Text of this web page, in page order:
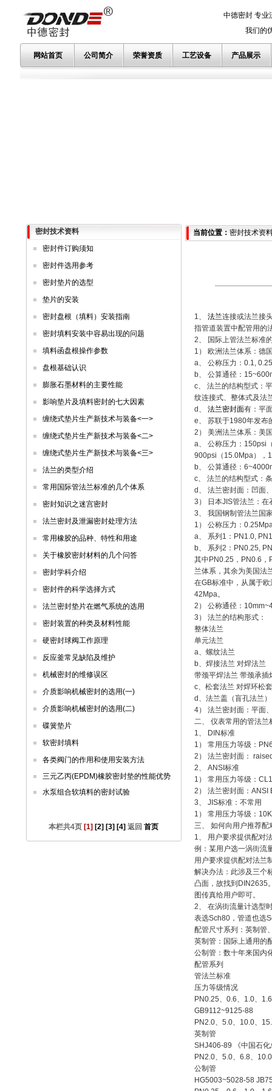
中德密封 专业
我们的优势
网站首页 公司简介 荣誉资质 工艺设备 产品展示
密封技术资料
密封件订购须知
密封件选用参考
密封垫片的选型
垫片的安装
密封盘根（填料）安装指南
密封填料安装中容易出现的问题
填料函盘根操作参数
盘根基础认识
膨胀石墨材料的主要性能
影响垫片及填料密封的七大因素
缠绕式垫片生产新技术与装备<一>
缠绕式垫片生产新技术与装备<二>
缠绕式垫片生产新技术与装备<三>
法兰的类型介绍
常用国际管法兰标准的几个体系
密封知识之迷宫密封
法兰密封及泄漏密封处理方法
常用橡胶的品种、特性和用途
关于橡胶密封材料的几个问答
密封学科介绍
密封件的科学选择方式
法兰密封垫片在燃气系统的选用
密封装置的种类及材料性能
硬密封球阀工作原理
反应釜常见缺陷及维护
机械密封的维修误区
介质影响机械密封的选用(一)
介质影响机械密封的选用(二)
碟簧垫片
软密封填料
各类阀门的作用和使用安装方法
三元乙丙(EPDM)橡胶密封垫的性能优势
水泵组合软填料的密封试验
本栏共4页 [1] [2] [3] [4] 返回 首页
当前位置： 密封技术资
1、 法兰连接或法兰接
指管道装置中配管用的
2、 国际上管法兰标准
1） 欧洲法兰体系：德
a、 公称压力：0.1,
b、 公算通径：
c、 法兰的结构型式：
纹连接式、整体式及法
d、 法兰密封面有：平
e、 苏联于1980年发布
2） 美洲法兰体系：美
a、 公称压力：150psi
900psi（15.0Mpa），
b、 公算通径：
c、 法兰的结构型式：
d、 法兰密封面：凹面
3） 日本JIS管法兰：
3、 我国钢制管法兰国
1） 公称压力：
a、 系列1：PN1.0,
b、 系列2：PN0.25,
其中PN0.25，PN0.6，
兰体系，其余为美国法
在GB标准中，从属于
42Mpa。
2） 公称通径：
3） 法兰的结构形式：
整体法兰
单元法兰
a、螺纹法兰
b、焊接法兰 对焊法兰
带颈平焊法兰 带颈承插
c、松套法兰 对焊环松
d、法兰盖（盲孔法兰）
4） 法兰密封面：平面
二、 仪表常用的管法兰
1、 DIN标准
1） 常用压力等级：
2） 法兰密封面：
2、 ANSI标准
1） 常用压力等级：
2） 法兰密封面：ANSI
3、 JIS标准：不常用
1） 常用压力等级：
三、 如何向用户推荐配
1、 用户要求提供配对
例：某用户选一涡街流
用户要求提供配对法兰
解决办法：此涉及三个
凸面，故找到DIN2635
图传真给用户即可。
2、 在涡街流量计选型
表选Sch80，管道也选
配管尺寸系列：英制管
英制管：国际上通用的
公制管：数十年来国内
配管系列
管法兰标准
压力等级情况
PN0.25、0.6、1.0、
GB9112~9125-88
PN2.0、5.0、10.0、
英制管
SHJ406-89 《中国石
PN2.0、5.0、6.8、
公制管
HG5003~5028-58